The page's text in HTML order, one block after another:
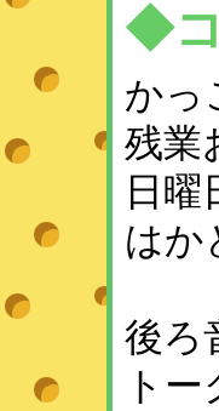
◆
かっ
残業
日
はか
後ろ
ト